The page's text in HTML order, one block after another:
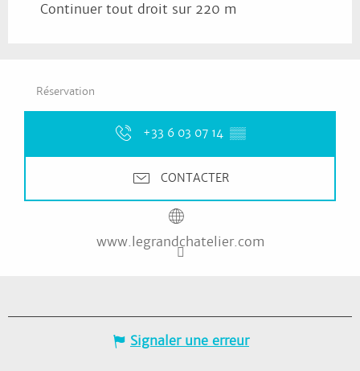
Continuer tout droit sur 220 m
Réservation
+33 6 03 07 14 ▒▒
CONTACTER
www.legrandchatelier.com
Signaler une erreur